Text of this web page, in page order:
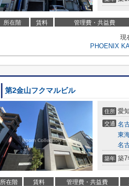
所在階 賃料 管理費・共益費
現
PHOENIX
第2金山フクマルビル
住所 愛
交通 名
東
名
築年 築7
所在階 賃料 管理費・共益費